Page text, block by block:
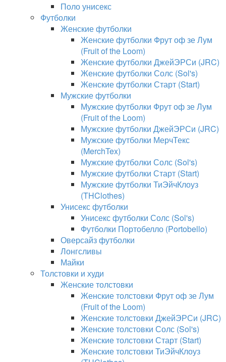
Поло унисекс
Футболки
Женские футболки
Женские футболки Фрут оф зе Лум
(Fruit of the Loom)
Женские футболки ДжейЭРСи (JRC)
Женские футболки Солс (Sol's)
Женские футболки Старт (Start)
Мужские футболки
Мужские футболки Фрут оф зе Лум
(Fruit of the Loom)
Мужские футболки ДжейЭРСи (JRC)
Мужские футболки МерчТекс
(MerchTex)
Мужские футболки Солс (Sol's)
Мужские футболки Старт (Start)
Мужские футболки ТиЭйчКлоуз
(THClothes)
Унисекс футболки
Унисекс футболки Солс (Sol's)
Футболки Портобелло (Portobello)
Оверсайз футболки
Лонгсливы
Майки
Толстовки и худи
Женские толстовки
Женские толстовки Фрут оф зе Лум
(Fruit of the Loom)
Женские толстовки ДжейЭРСи (JRC)
Женские толстовки Солс (Sol's)
Женские толстовки Старт (Start)
Женские толстовки ТиЭйчКлоуз